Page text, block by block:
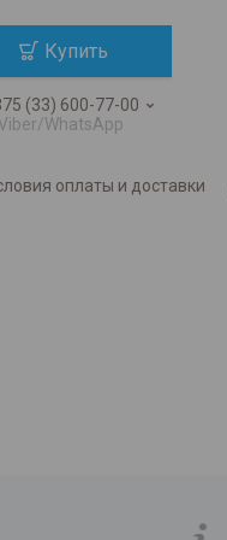
Купить
(33) 600-77-00
WhatsApp
оплаты и доставки